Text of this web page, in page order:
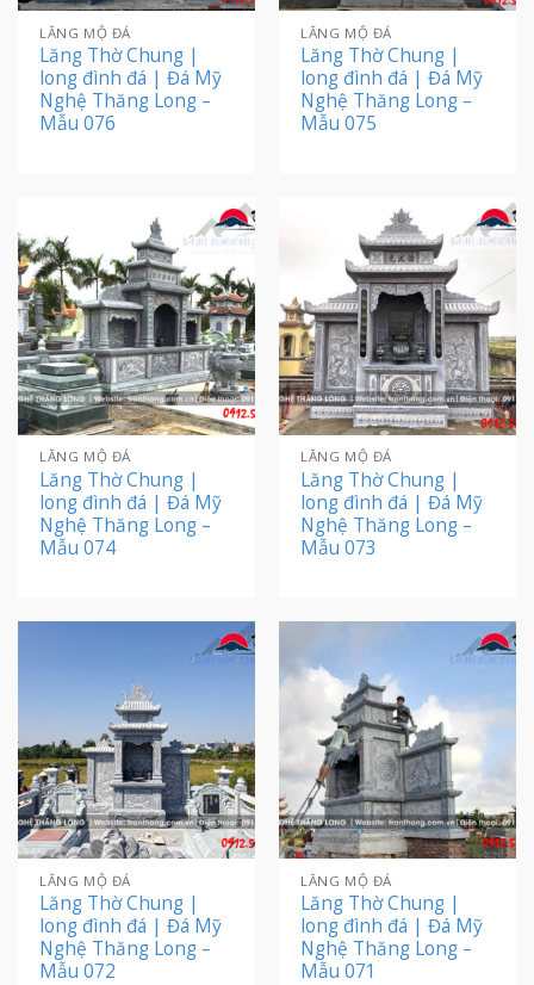
LĂNG MỘ ĐÁ
Lăng Thờ Chung |
long đình đá | Đá Mỹ
Nghệ Thăng Long –
Mẫu 076
LĂNG MỘ ĐÁ
Lăng Thờ Chung |
long đình đá | Đá Mỹ
Nghệ Thăng Long –
Mẫu 075
LĂNG MỘ ĐÁ
Lăng Thờ Chung |
long đình đá | Đá Mỹ
Nghệ Thăng Long –
Mẫu 074
LĂNG MỘ ĐÁ
Lăng Thờ Chung |
long đình đá | Đá Mỹ
Nghệ Thăng Long –
Mẫu 073
LĂNG MỘ ĐÁ
Lăng Thờ Chung |
long đình đá | Đá Mỹ
Nghệ Thăng Long –
Mẫu 072
LĂNG MỘ ĐÁ
Lăng Thờ Chung |
long đình đá | Đá Mỹ
Nghệ Thăng Long –
Mẫu 071